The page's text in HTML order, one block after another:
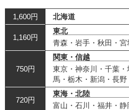
1,600円 北海道
1,160円
東北
青森・岩手・秋田・
750円
関東・信越
東京・神奈川・千葉
馬・栃木・新潟・長野
720円
東海・北陸
富山・石川・福井・